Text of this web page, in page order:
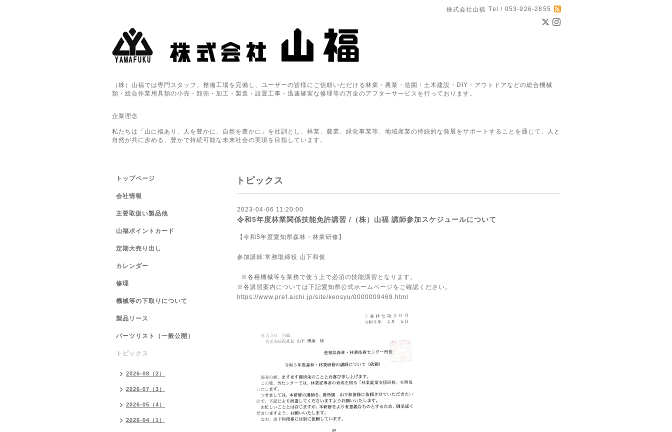
株式会社山福 Tel / 053-926-2855
（株）山福では専門スタッフ、整備工場を完備し、ユーザーの皆様にご信頼いただける林業・農業・造園・土木建設・DIY・アウトドアなどの総合機械
類・総合作業用具類の小売・卸売・加工・製造・設置工事・迅速確実な修理等の万全のアフターサービスを行っております。
企業理念
私たちは「山に福あり、人を豊かに、自然を豊かに」を社訓とし、林業、農業、緑化事業等、地域産業の持続的な発展をサポートすることを通じて、人と
自然が共に歩める、豊かで持続可能な未来社会の実現を目指しています。
トピックス
2023-04-06 11:20:00
令和5年度林業関係技能免許講習 /（株）山福 講師参加スケジュールについて
【令和5年度愛知県森林・林業研修】
参加講師:常務取締役 山下和俊
※各種機械等を業務で使う上で必須の技能講習となります。
※各講習案内については下記愛知県公式ホームページをご確認ください。
https://www.pref.aichi.jp/site/kensyu/0000009469.html
トップページ
会社情報
主要取扱い製品他
山福ポイントカード
定期大売り出し
カレンダー
修理
機械等の下取りについて
製品リース
パーツリスト（一般公開）
トピックス
2026-08（2）
2026-07（3）
2026-05（4）
2026-04（1）